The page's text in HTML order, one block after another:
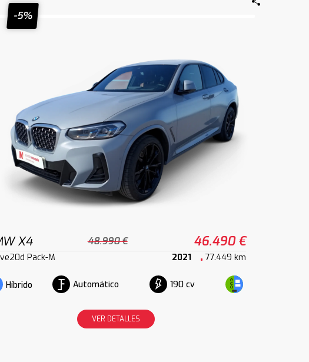
-5%
X4 48.990 € 46.490 €
Pack-M 2021 77.449 km
Híbrido Automático 190 cv
VER DETALLES